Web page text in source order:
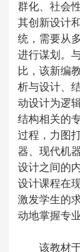
群化、社会
其创新设计
统，需要从
进行谋划。
比，该新编
析与设计、
动设计为逻
结构相关的
过程，力图
器、现代机
设计之间的
设计课程在
激发学生的
动地掌握专
该教材